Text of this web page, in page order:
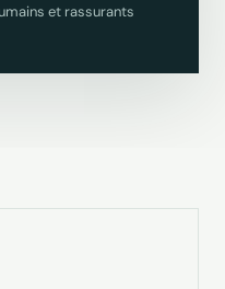
et rassurants